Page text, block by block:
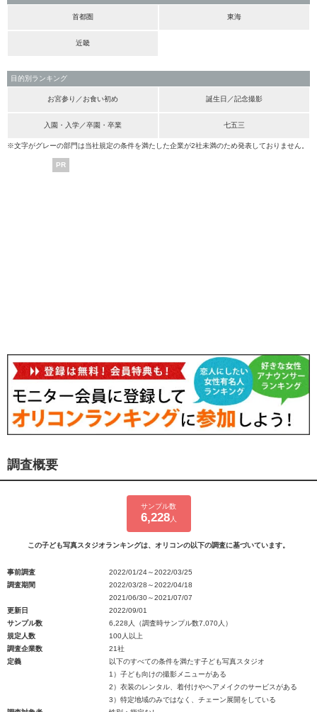
首都圏 東海
近畿
目的別ランキング
お宮参り／お食い初め 誕生日／記念撮影
入園・入学／卒園・卒業 七五三
※文字がグレーの部門は当社規定の条件を満たした企業が2社未満のため発表しておりません。
PR
調査概要
サンプル数
6,228人
この子ども写真スタジオランキングは、オリコンの以下の調査に基づいています。
事前調査
2022/01/24～2022/03/25
調査期間
2022/03/28～2022/04/18
2021/06/30～2021/07/07
更新日
2022/09/01
サンプル数
6,228人（調査時サンプル数7,070人）
規定人数
100人以上
調査企業数
21社
定義
以下のすべての条件を満たす子ども写真スタジオ
1）子ども向けの撮影メニューがある
2）衣装のレンタル、着付けやヘアメイクのサービスがある
3）特定地域のみではなく、チェーン展開をしている